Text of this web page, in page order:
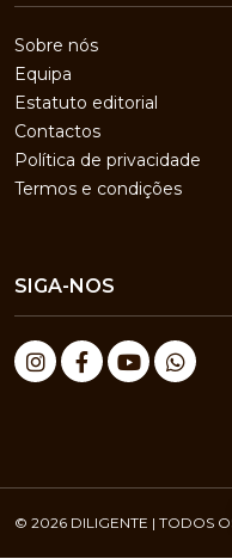
Sobre nós
Equipa
Estatuto editorial
Contactos
Política de privacidade
Termos e condições
SIGA-NOS
© 2026 DILIGENTE | TODOS